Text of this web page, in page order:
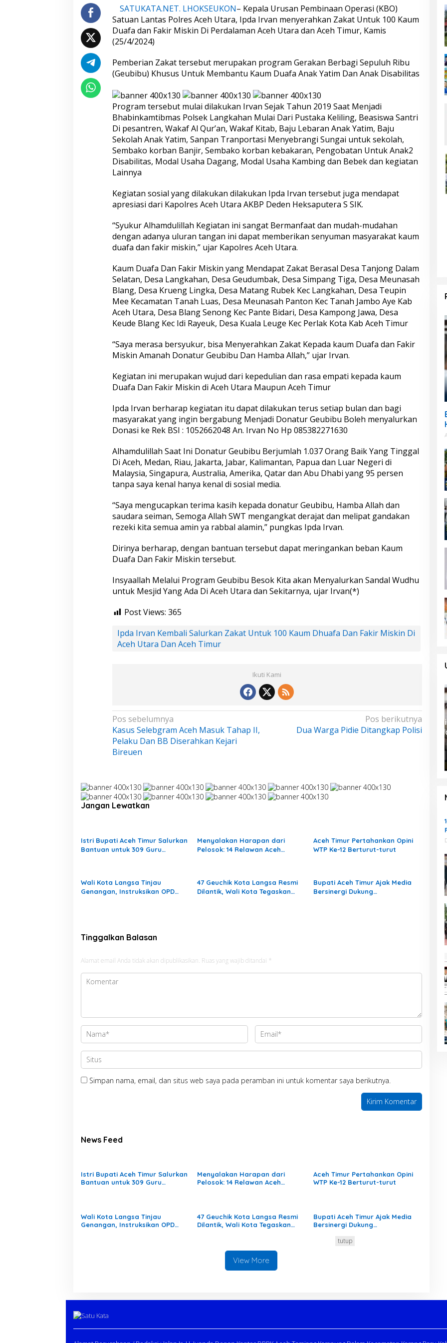
0
0
K
a
u
D
h
u
f
a
D
a
n
F
a
k
i
r
i
s
n
D
i
c
e
h
U
t
a
r
a
a
n
c
e
h
i
m
u
SATUKATA.NET. LHOKSEUKON– Kepala Urusan Pembinaan Operasi (KBO)
Satuan Lantas Polres Aceh Utara, Ipda Irvan menyerahkan Zakat Untuk 100 Kaum
Duafa dan Fakir Miskin Di Perdalaman Aceh Utara dan Aceh Timur, Kamis
(25/4/2024)
Pemberian Zakat tersebut merupakan program Gerakan Berbagi Sepuluh Ribu
(Geubibu) Khusus Untuk Membantu Kaum Duafa Anak Yatim Dan Anak Disabilitas
Program tersebut mulai dilakukan Irvan Sejak Tahun 2019 Saat Menjadi
Bhabinkamtibmas Polsek Langkahan Mulai Dari Pustaka Keliling, Beasiswa Santri
Di pesantren, Wakaf Al Qur’an, Wakaf Kitab, Baju Lebaran Anak Yatim, Baju
Sekolah Anak Yatim, Sanpan Tranportasi Menyebrangi Sungai untuk sekolah,
Sembako korban Banjir, Sembako korban kebakaran, Pengobatan Untuk Anak2
Disabilitas, Modal Usaha Dagang, Modal Usaha Kambing dan Bebek dan kegiatan
Lainnya
Kegiatan sosial yang dilakukan dilakukan Ipda Irvan tersebut juga mendapat
apresiasi dari Kapolres Aceh Utara AKBP Deden Heksaputera S SIK.
“Syukur Alhamdulillah Kegiatan ini sangat Bermanfaat dan mudah-mudahan
dengan adanya uluran tangan ini dapat memberikan senyuman masyarakat kaum
duafa dan fakir miskin,” ujar Kapolres Aceh Utara.
Kaum Duafa Dan Fakir Miskin yang Mendapat Zakat Berasal Desa Tanjong Dalam
Selatan, Desa Langkahan, Desa Geudumbak, Desa Simpang Tiga, Desa Meunasah
Blang, Desa Krueng Lingka, Desa Matang Rubek Kec Langkahan, Desa Teupin
Mee Kecamatan Tanah Luas, Desa Meunasah Panton Kec Tanah Jambo Aye Kab
Aceh Utara, Desa Blang Senong Kec Pante Bidari, Desa Kampong Jawa, Desa
Keude Blang Kec Idi Rayeuk, Desa Kuala Leuge Kec Perlak Kota Kab Aceh Timur
“Saya merasa bersyukur, bisa Menyerahkan Zakat Kepada kaum Duafa dan Fakir
Miskin Amanah Donatur Geubibu Dan Hamba Allah,” ujar Irvan.
Kegiatan ini merupakan wujud dari kepedulian dan rasa empati kepada kaum
Duafa Dan Fakir Miskin di Aceh Utara Maupun Aceh Timur
Ipda Irvan berharap kegiatan itu dapat dilakukan terus setiap bulan dan bagi
masyarakat yang ingin bergabung Menjadi Donatur Geubibu Boleh menyalurkan
Donasi ke Rek BSI : 1052662048 An. Irvan No Hp 085382271630
Alhamdulillah Saat Ini Donatur Geubibu Berjumlah 1.037 Orang Baik Yang Tinggal
Di Aceh, Medan, Riau, Jakarta, Jabar, Kalimantan, Papua dan Luar Negeri di
Malaysia, Singapura, Australia, Amerika, Qatar dan Abu Dhabi yang 95 persen
tanpa saya kenal hanya kenal di sosial media.
“Saya mengucapkan terima kasih kepada donatur Geubibu, Hamba Allah dan
saudara seiman, Semoga Allah SWT mengangkat derajat dan melipat gandakan
rezeki kita semua amin ya rabbal alamin,” pungkas Ipda Irvan.
Dirinya berharap, dengan bantuan tersebut dapat meringankan beban Kaum
Duafa Dan Fakir Miskin tersebut.
Insyaallah Melalui Program Geubibu Besok Kita akan Menyalurkan Sandal Wudhu
untuk Mesjid Yang Ada Di Aceh Utara dan Sekitarnya, ujar Irvan(*)
Post Views: 365
Ipda Irvan Kembali Salurkan Zakat Untuk 100 Kaum Dhuafa Dan Fakir Miskin Di
Aceh Utara Dan Aceh Timur
Ikuti Kami
N
a
v
i
a
s
i
o
s
Pos sebelumnya
Kasus Selebgram Aceh Masuk Tahap II,
Pelaku Dan BB Diserahkan Kejari
Bireuen
Pos berikutnya
Dua Warga Pidie Ditangkap Polisi
Jangan Lewatkan
Istri Bupati Aceh Timur Salurkan
Bantuan untuk 309 Guru
Menyalakan Harapan dari
Pelosok: 14 Relawan Aceh
Aceh Timur Pertahankan Opini
WTP Ke-12 Berturut-turut
Wali Kota Langsa Tinjau
Genangan, Instruksikan OPD
47 Geuchik Kota Langsa Resmi
Dilantik, Wali Kota Tegaskan
Bupati Aceh Timur Ajak Media
Bersinergi Dukung
Tinggalkan Balasan
Alamat email Anda tidak akan dipublikasikan. Ruas yang wajib ditandai *
Simpan nama, email, dan situs web saya pada peramban ini untuk komentar saya berikutnya.
News Feed
Istri Bupati Aceh Timur Salurkan
Bantuan untuk 309 Guru
Menyalakan Harapan dari
Pelosok: 14 Relawan Aceh
Aceh Timur Pertahankan Opini
WTP Ke-12 Berturut-turut
Wali Kota Langsa Tinjau
Genangan, Instruksikan OPD
47 Geuchik Kota Langsa Resmi
Dilantik, Wali Kota Tegaskan
Bupati Aceh Timur Ajak Media
Bersinergi Dukung
View More
Majelis Ta’lim Sabilul Qhina
Zakiruddin Dorong Penguatan
Agustus 9, 2026
Kabel Listrik Menggantung
Bupati Armia: Setiap Rupiah APBK
Harus Berdampak Nyata bagi
tutup